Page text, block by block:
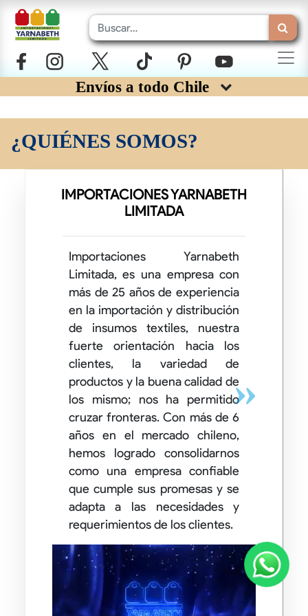
Envíos a todo Chile
¿QUIÉNES SOMOS?
IMPORTACIONES YARNABETH
LIMITADA
Importaciones Yarnabeth
Limitada, es una empresa con
más de 25 años de experiencia
en la importación y distribución
de insumos textiles, nuestra
fuerte orientación hacia los
clientes, la variedad de
productos y la buena calidad de
los mismo; nos ha permitido
cruzar fronteras. Con más de 6
años en el mercado chileno,
hemos logrado consolidarnos
como una empresa confiable
que cumple sus promesas y se
adapta a las necesidades y
requerimientos de los clientes.
Nex